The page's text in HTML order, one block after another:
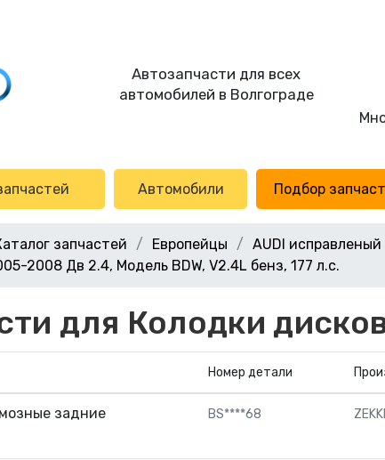
Автозапчасти для всех
автомобилей в Волгограде
Автомобили Подбор
запчастей Европейцы AUDI исправленый
2008 Дв 2.4, Модель BDW, V2.4L бенз, 177 л.с.
для Колодки
Номер детали
задние BS****68